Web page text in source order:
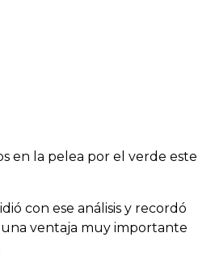
en la pelea por el verde este
con ese análisis y recordó
ventaja muy importante